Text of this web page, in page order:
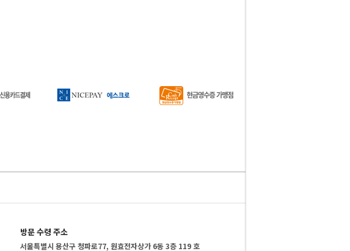
방문 수령 주소
서울특별시 용산구 청파로77, 원효전자상가 6동 3층 119 호